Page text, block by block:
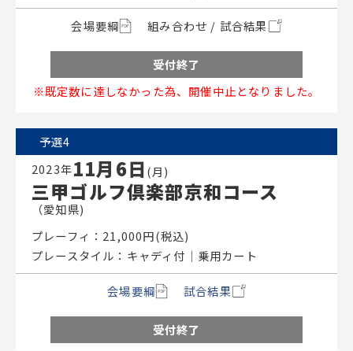
会場要綱 組み合わせ / 試合結果
受付終了
※既定数に達しなかった為、開催中止となりました。
予選4
2023年11月6日(月)
三甲ゴルフ倶楽部京和コース
（愛知県)
プレーフィ：21,000円(税込)
プレースタイル：キャディ付│乗用カート
会場要綱 試合結果
受付終了